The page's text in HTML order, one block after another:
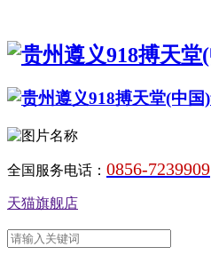
全国服务电话： 0856-7239909
天猫旗舰店